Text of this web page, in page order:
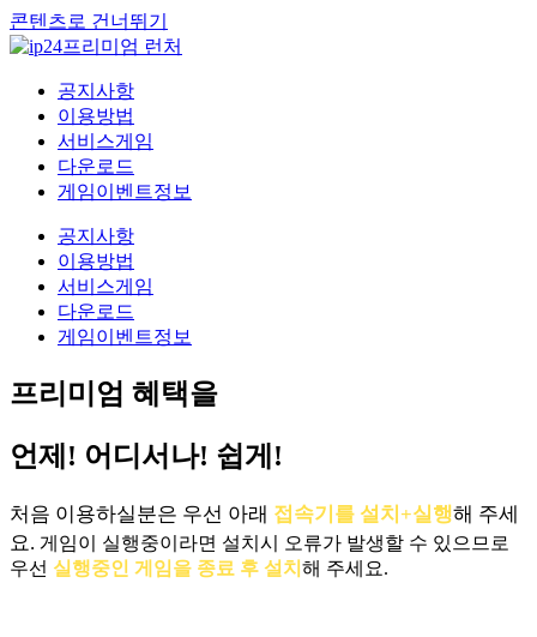
콘텐츠로 건너뛰기
공지사항
이용방법
서비스게임
다운로드
게임이벤트정보
공지사항
이용방법
서비스게임
다운로드
게임이벤트정보
프리미엄 혜택을
언제! 어디서나! 쉽게!
처음 이용하실분은 우선 아래 접속기를 설치+실행해 주세
요. 게임이 실행중이라면 설치시 오류가 발생할 수 있으므로
우선 실행중인 게임을 종료 후 설치 해 주세요.